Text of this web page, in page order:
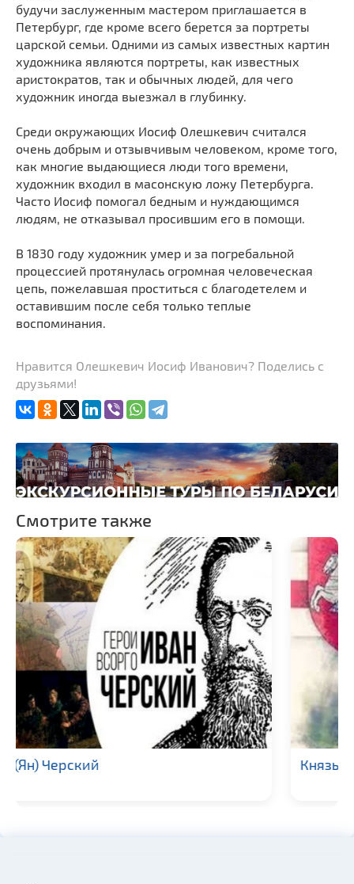
будучи заслуженным мастером приглашается в
Петербург, где кроме всего берется за портреты
царской семьи. Одними из самых известных картин
художника являются портреты, как известных
аристократов, так и обычных людей, для чего
художник иногда выезжал в глубинку.
Среди окружающих Иосиф Олешкевич считался
очень добрым и отзывчивым человеком, кроме того,
как многие выдающиеся люди того времени,
художник входил в масонскую ложу Петербурга.
Часто Иосиф помогал бедным и нуждающимся
людям, не отказывал просившим его в помощи.
В 1830 году художник умер и за погребальной
процессией протянулась огромная человеческая
цепь, пожелавшая проститься с благодетелем и
оставившим после себя только теплые
воспоминания.
Нравится Олешкевич Иосиф Иванович? Поделись с
друзьями!
Смотрите также
Князь Витень